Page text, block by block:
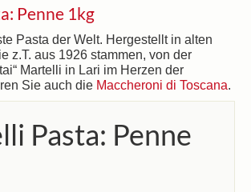
Penne 1kg
Pasta der Welt. Hergestellt in alten
z.T. aus 1926 stammen, von der
Martelli in Lari im Herzen der
Sie auch die Maccheroni di Toscana.
Pasta: Penne